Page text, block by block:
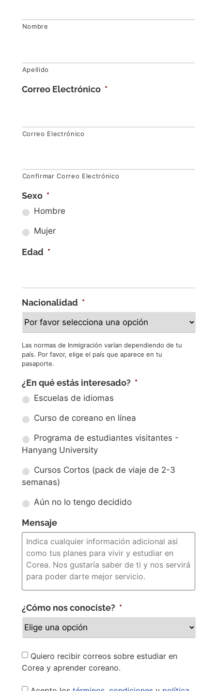
Nombre
Apellido
Correo Electrónico *
Correo Electrónico
Confirmar Correo Electrónico
Sexo *
Hombre
Mujer
Edad *
Nacionalidad *
Las normas de Inmigración varían dependiendo de tu
país. Por favor, elige el país que aparece en tu
pasaporte.
¿En qué estás interesado? *
Escuelas de idiomas
Curso de coreano en línea
Programa de estudiantes visitantes -
Hanyang University
Cursos Cortos (pack de viaje de 2-3
semanas)
Aún no lo tengo decidido
Mensaje
¿Cómo nos conociste? *
Newsletter
Quiero recibir correos sobre estudiar en
Corea y aprender coreano.
Privacy